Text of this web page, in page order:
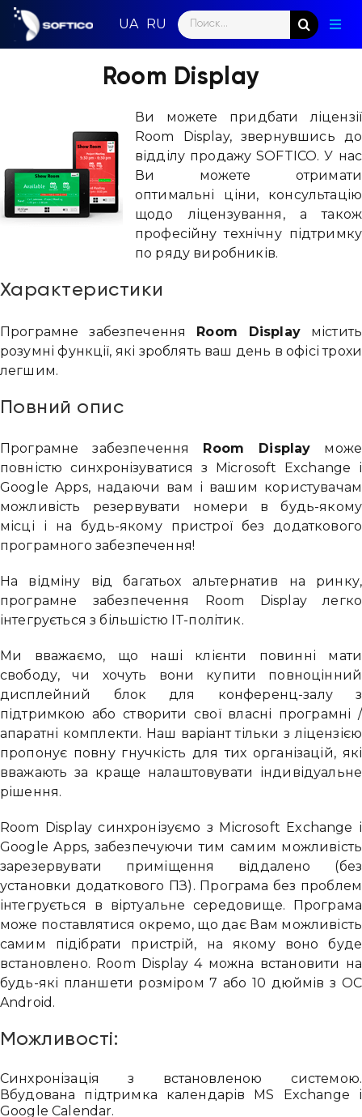
Skip
content
Search
for:
Room Display
Ви можете придбати ліцензії
Room Display, звернувшись до
відділу продажу SOFTICO. У нас
Ви можете отримати
оптимальні ціни, консультацію
щодо ліцензування, а також
професійну технічну підтримку
по ряду виробників.
Характеристики
Програмне забезпечення Room Displayмістить
розумні функції, які зроблять ваш день в офісі трохи
легшим.
Повний опис
Програмне забезпечення Room Display може
повністю синхронізуватися з Microsoft Exchange і
Google Apps, надаючи вам і вашим користувачам
можливість резервувати номери в будь-якому
місці і на будь-якому пристрої без додаткового
програмного забезпечення!
На відміну від багатьох альтернатив на ринку,
програмне забезпечення Room Display легко
інтегрується з більшістю IT-політик.
Ми вважаємо, що наші клієнти повинні мати
свободу, чи хочуть вони купити повноцінний
дисплейний блок для конференц-залу з
підтримкою або створити свої власні програмні /
апаратні комплекти. Наш варіант тільки з ліцензією
пропонує повну гнучкість для тих організацій, які
вважають за краще налаштовувати індивідуальне
рішення.
Room Display синхронізуємо з Microsoft Exchange і
Google Apps, забезпечуючи тим самим можливість
зарезервувати приміщення віддалено (без
установки додаткового ПЗ). Програма без проблем
інтегрується в віртуальне середовище. Програма
може поставлятися окремо, що дає Вам можливість
самим підібрати пристрій, на якому воно буде
встановлено. Room Display 4 можна встановити на
будь-які планшети розміром 7 або 10 дюймів з ОС
Android.
Можливості:
Синхронізація з встановленою системою.
Вбудована підтримка календарів MS Exchange і
Google Calendar.